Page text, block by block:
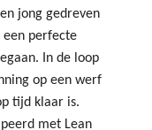
jong gedreven
een perfecte
In de loop
op een werf
tijd klaar is.
met Lean